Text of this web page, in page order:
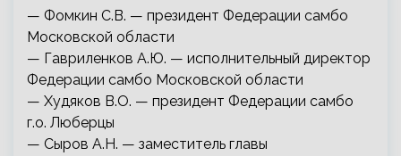
— Фомкин С.В. — президент Федерации самбо
Московской области
— Гавриленков А.Ю. — исполнительный директор
Федерации самбо Московской области
— Худяков В.О. — президент Федерации самбо
г.о. Люберцы
— Сыров А.Н. — заместитель главы